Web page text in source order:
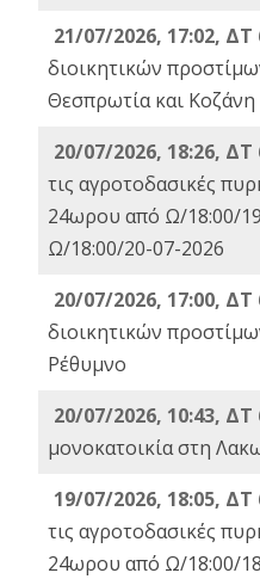
21/07/2026, 17:02, ΔΤ
διοικητικών
Θεσπρωτία και Κοζάνη
20/07/2026, 18:26, ΔΤ
τις αγροτοδασικές
24ωρου από Ω/18:00/
Ω/18:00/20-07-2026
20/07/2026, 17:00, ΔΤ
διοικητικών
Ρέθυμνο
20/07/2026, 10:43, ΔΤ
μονοκατοικία στη
19/07/2026, 18:05, ΔΤ
τις αγροτοδασικές
24ωρου από Ω/18:00/